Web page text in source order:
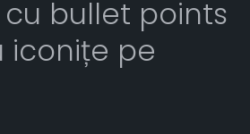
bullet points
iconițe pe